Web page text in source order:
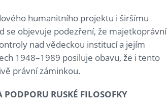
humanitního projektu i širšímu
se objevuje podezření, že majetkoprávní
nad vědeckou institucí a jejím
1948–1989 posiluje obavu, že i tento
právní záminkou.
RUSKÉ FILOSOFKY